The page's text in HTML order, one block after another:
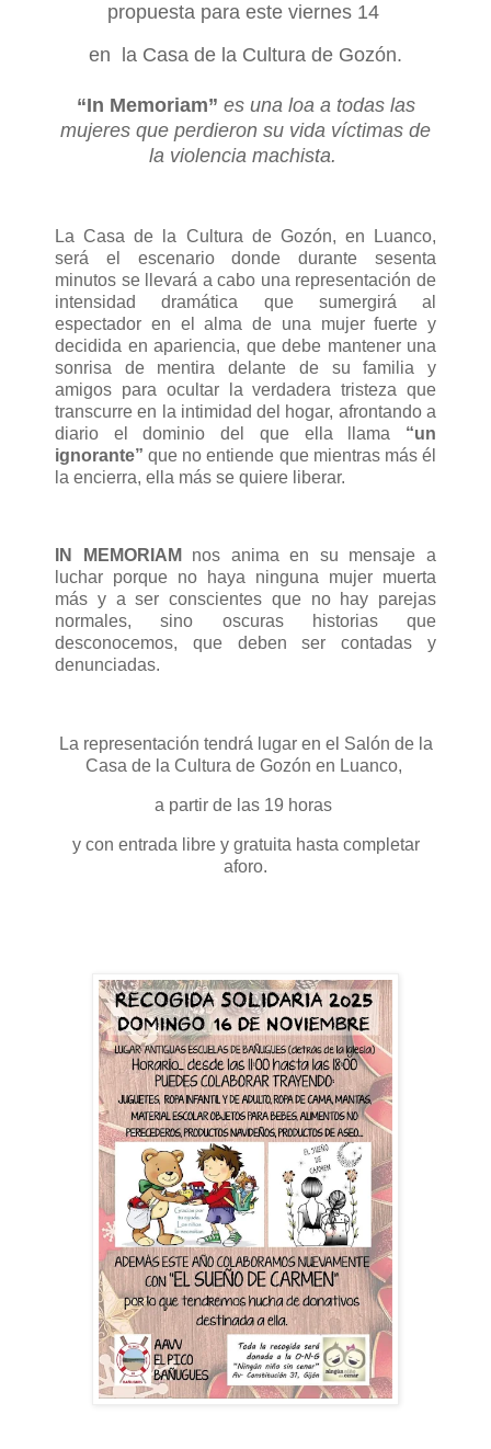
propuesta para este viernes 14
en la Casa de la Cultura de Gozón.
“In Memoriam” es una loa a todas las
mujeres que perdieron su vida víctimas de
la violencia machista.
La Casa de la Cultura de Gozón, en Luanco,
será el escenario donde durante sesenta
minutos se llevará a cabo una representación de
intensidad dramática que sumergirá al
espectador en el alma de una mujer fuerte y
decidida en apariencia, que debe mantener una
sonrisa de mentira delante de su familia y
amigos para ocultar la verdadera tristeza que
transcurre en la intimidad del hogar, afrontando a
diario el dominio del que ella llama “un
ignorante” que no entiende que mientras más él
la encierra, ella más se quiere liberar.
IN MEMORIAM nos anima en su mensaje a
luchar porque no haya ninguna mujer muerta
más y a ser conscientes que no hay parejas
normales, sino oscuras historias que
desconocemos, que deben ser contadas y
denunciadas.
La representación tendrá lugar en el Salón de la
Casa de la Cultura de Gozón en Luanco,
a partir de las 19 horas
y con entrada libre y gratuita hasta completar
aforo.